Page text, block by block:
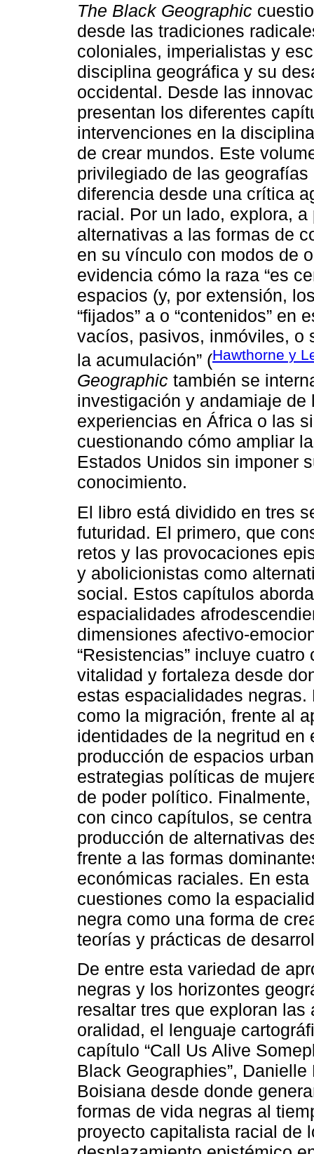
The Black Geographic
desde las tradiciones
coloniales, imperialistas y
disciplina geográfica y su
occidental. Desde las
presentan los diferentes
intervenciones en la
de crear mundos. Este
privilegiado de las
diferencia desde una crítica
racial. Por un lado, explora,
alternativas a las formas de
en su vínculo con modos de
evidencia cómo la raza “es
espacios (y, por extensión,
“fijados” a o “contenidos”
vacíos, pasivos, inmóviles, o
la acumulación” (Hawthorne y
Geographic también se
investigación y andamiaje
experiencias en África o las
cuestionando cómo ampliar
Estados Unidos sin imponer
conocimiento.
El libro está dividido en tres
futuridad. El primero, que
retos y las provocaciones
y abolicionistas como
social. Estos capítulos
espacialidades
dimensiones afectivo-
“Resistencias” incluye
vitalidad y fortaleza desde
estas espacialidades
como la migración, frente al
identidades de la negritud
producción de espacios
estrategias políticas de
de poder político.
con cinco capítulos, se
producción de alternativas
frente a las formas
económicas raciales. En
cuestiones como la
negra como una forma de
teorías y prácticas de
De entre esta variedad de
negras y los horizontes
resaltar tres que exploran
oralidad, el lenguaje
capítulo “Call Us Alive
Black Geographies”,
Boisiana desde donde
formas de vida negras al
proyecto capitalista racial de